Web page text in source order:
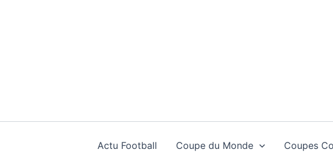
Actu Football Coupe du Monde Coupes